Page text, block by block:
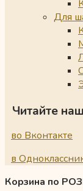
Для
Читайте
во Вконтакте
в
Корзина по